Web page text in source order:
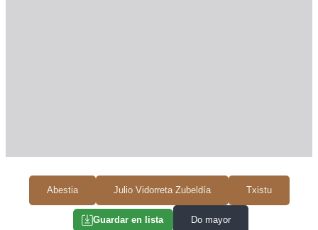
Abestia Julio Vidorreta Zubeldía Txistu
Guardar en lista Do mayor